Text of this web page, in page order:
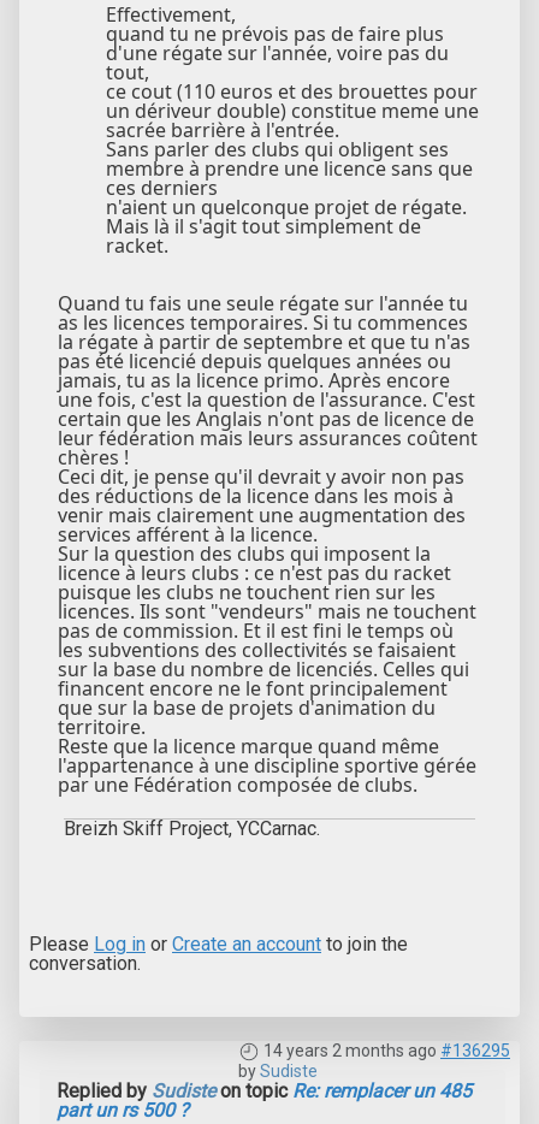
Effectivement,
quand tu ne prévois pas de faire plus
d'une régate sur l'année, voire pas du
tout,
ce cout (110 euros et des brouettes pour
un dériveur double) constitue meme une
sacrée barrière à l'entrée.
Sans parler des clubs qui obligent ses
membre à prendre une licence sans que
ces derniers
n'aient un quelconque projet de régate.
Mais là il s'agit tout simplement de
racket.
Quand tu fais une seule régate sur l'année tu
as les licences temporaires. Si tu commences
la régate à partir de septembre et que tu n'as
pas été licencié depuis quelques années ou
jamais, tu as la licence primo. Après encore
une fois, c'est la question de l'assurance. C'est
certain que les Anglais n'ont pas de licence de
leur fédération mais leurs assurances coûtent
chères !
Ceci dit, je pense qu'il devrait y avoir non pas
des réductions de la licence dans les mois à
venir mais clairement une augmentation des
services afférent à la licence.
Sur la question des clubs qui imposent la
licence à leurs clubs : ce n'est pas du racket
puisque les clubs ne touchent rien sur les
licences. Ils sont "vendeurs" mais ne touchent
pas de commission. Et il est fini le temps où
les subventions des collectivités se faisaient
sur la base du nombre de licenciés. Celles qui
financent encore ne le font principalement
que sur la base de projets d'animation du
territoire.
Reste que la licence marque quand même
l'appartenance à une discipline sportive gérée
par une Fédération composée de clubs.
Breizh Skiff Project, YCCarnac.
Please Log in or Create an account to join the
conversation.
14 years 2 months ago #136295
bySudiste
Replied by Sudisteon topic Re: remplacer un 485
part un rs 500 ?